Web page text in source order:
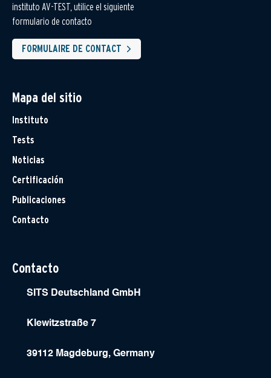
instituto AV-TEST, utilice el siguiente
formulario de contacto
FORMULAIRE DE CONTACT
Mapa del sitio
Instituto
Tests
Noticias
Certificación
Publicaciones
Contacto
Contacto
SITS Deutschland GmbH
Klewitzstraße 7
39112 Magdeburg, Germany